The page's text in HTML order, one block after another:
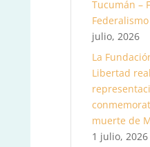
Tucumán –
julio, 2026
La
Libertad
muerte de
1 julio, 2026